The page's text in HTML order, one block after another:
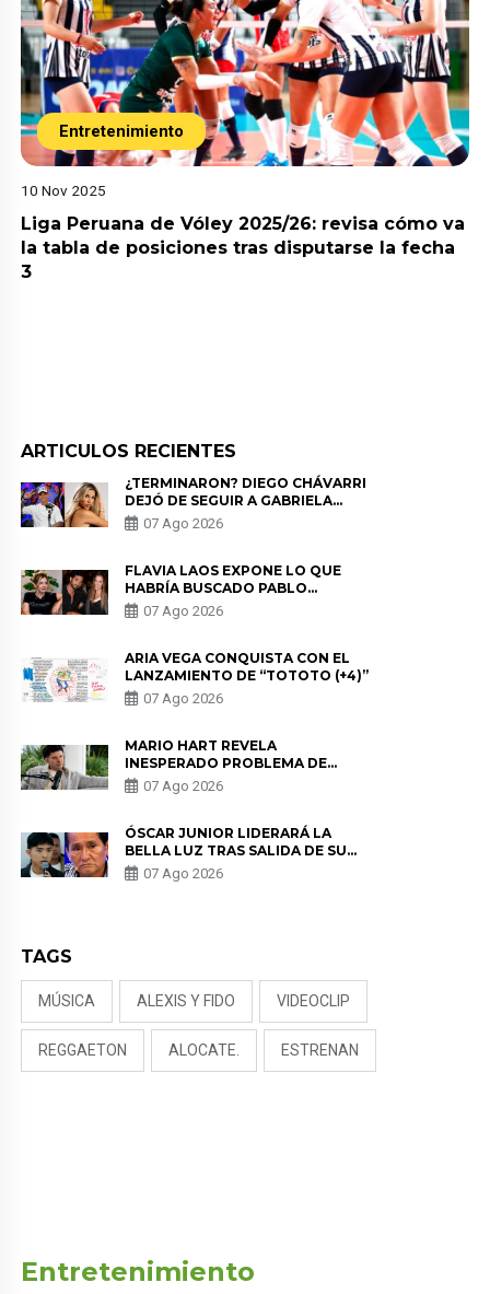
Entretenimiento
10 Nov 2025
Liga Peruana de Vóley 2025/26: revisa cómo va
la tabla de posiciones tras disputarse la fecha
3
ARTICULOS RECIENTES
¿TERMINARON? DIEGO CHÁVARRI
DEJÓ DE SEGUIR A GABRIELA
HERRERA Y ANUNCIA SU SALIDA
DE PÓDCAST
07 Ago 2026
FLAVIA LAOS EXPONE LO QUE
HABRÍA BUSCADO PABLO
HEREDIA CON ALE FULLER: “UNA
DE LAS PARTES QUERÍA EL
07 Ago 2026
ARIA VEGA CONQUISTA CON EL
LANZAMIENTO DE “TOTOTO (+4)”
07 Ago 2026
MARIO HART REVELA
INESPERADO PROBLEMA DE
SALUD ANTES DE SEPARARSE DE
KORINA: “ME ENCONTRARON UN
07 Ago 2026
ÓSCAR JUNIOR LIDERARÁ LA
BELLA LUZ TRAS SALIDA DE SU
PADRE POR POLÉMICA CON
NALDY SALDAÑA
07 Ago 2026
TAGS
MÚSICA ALEXIS Y FIDO VIDEOCLIP
REGGAETON ALOCATE. ESTRENAN
Entretenimiento